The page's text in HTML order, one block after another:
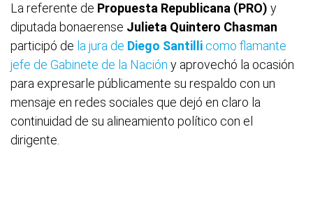
La referente de Propuesta Republicana (PRO) y
diputada bonaerense Julieta Quintero Chasman
participó de la jura de Diego Santilli como flamante
jefe de Gabinete de la Nación y aprovechó la ocasión
para expresarle públicamente su respaldo con un
mensaje en redes sociales que dejó en claro la
continuidad de su alineamiento político con el
dirigente.